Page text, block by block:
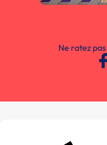
Ne ratez